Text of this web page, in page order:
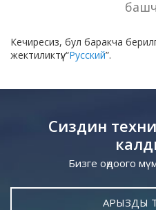
Кечиресиз, бул баракча
жектиликтүү: “Русский”.
Сиздин
Бизге оңдоого
АРЫЗДЫ